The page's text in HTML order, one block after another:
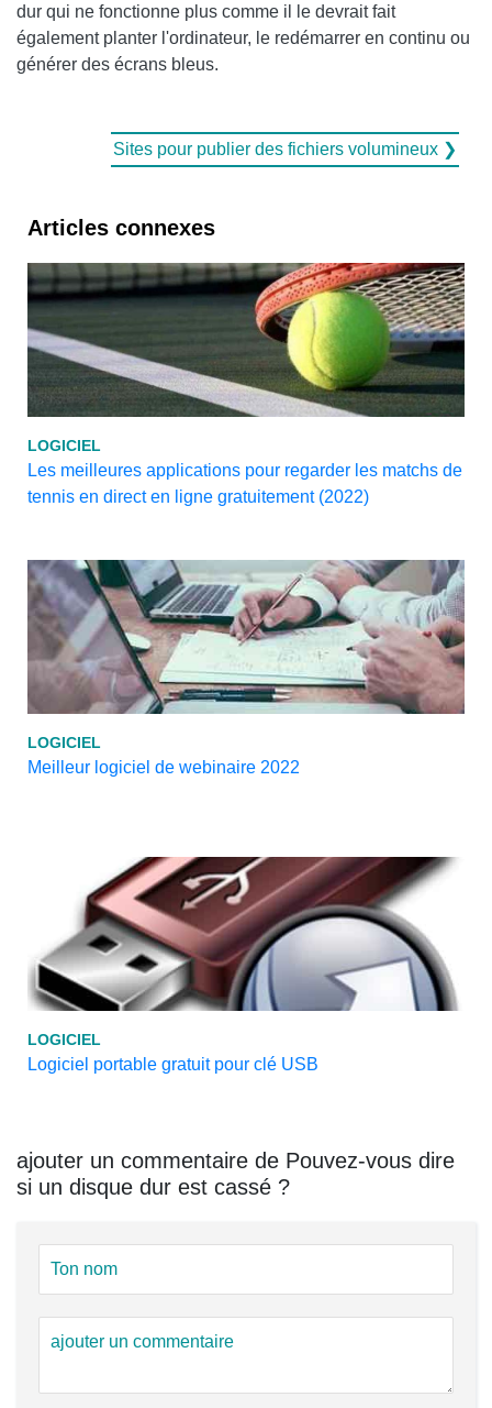
dur qui ne fonctionne plus comme il le devrait fait
également planter l'ordinateur, le redémarrer en continu ou
générer des écrans bleus.
Sites pour publier des fichiers volumineux ❯
Articles connexes
LOGICIEL
Les meilleures applications pour regarder les matchs de
tennis en direct en ligne gratuitement (2022)
LOGICIEL
Meilleur logiciel de webinaire 2022
LOGICIEL
Logiciel portable gratuit pour clé USB
ajouter un commentaire de Pouvez-vous dire
si un disque dur est cassé ?